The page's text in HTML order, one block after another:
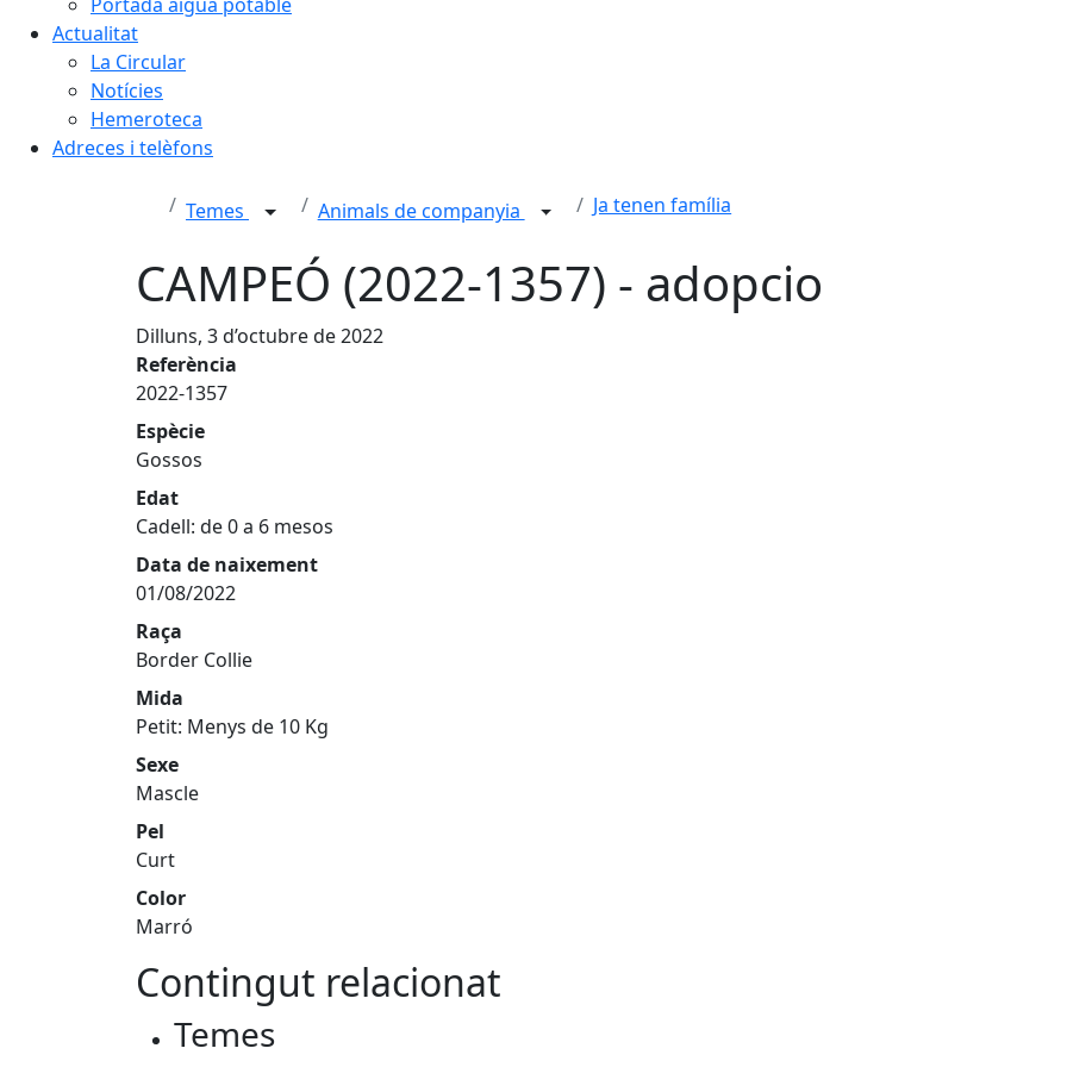
Actualitat
La Circular
Notícies
Hemeroteca
Adreces i telèfons
Temes Animals de companyia Ja tenen família
CAMPEÓ (2022-1357) - adopcio
Dilluns, 3 d’octubre de 2022
Referència
2022-1357
Espècie
Gossos
Edat
Cadell: de 0 a 6 mesos
Data de naixement
01/08/2022
Raça
Border Collie
Mida
Petit: Menys de 10 Kg
Sexe
Mascle
Pel
Curt
Color
Marró
Contingut relacionat
Temes